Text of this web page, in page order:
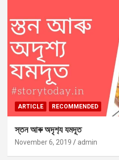
ARTICLE RECOMMENDED
স্তন আৰু অদৃশ‍্য যমদূত
November 6, 2019 admin